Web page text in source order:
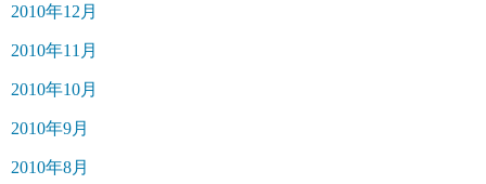
2010年12月
2010年11月
2010年10月
2010年9月
2010年8月